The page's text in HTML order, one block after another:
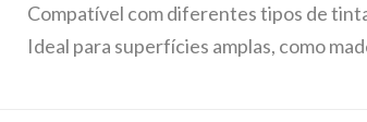
Compatível com diferentes tipos de
Ideal para superfícies amplas, como